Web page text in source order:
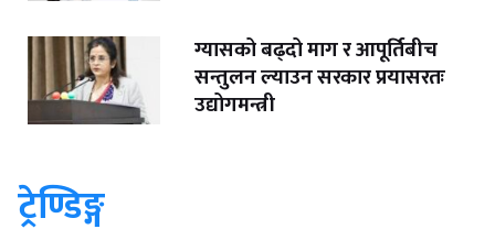
ग्यासको बढ्दो माग र आपूर्तिबीच
सन्तुलन ल्याउन सरकार प्रयासरतः
उद्योगमन्त्री
ट्रेण्डिङ्ग